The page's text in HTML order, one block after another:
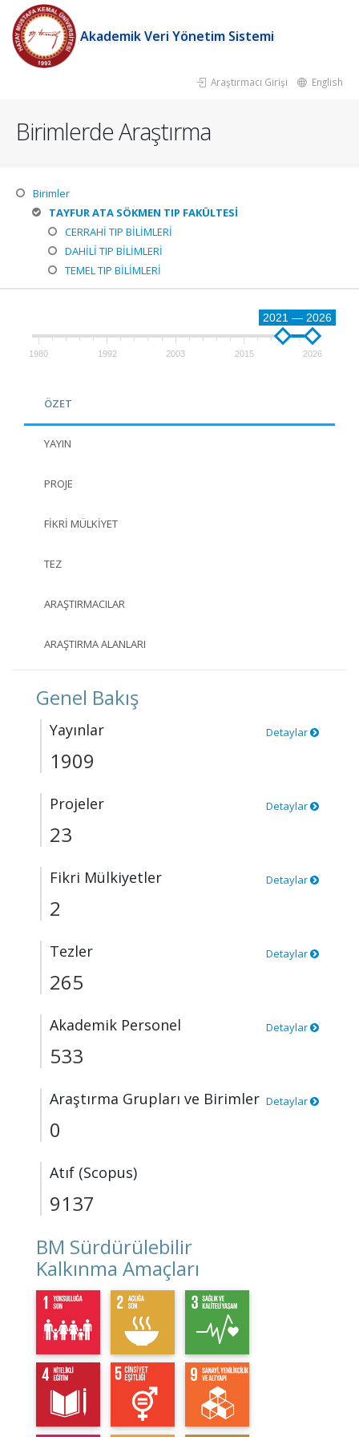
Akademik Veri Yönetim Sistemi
Araştırmacı Girişi English
Birimlerde Araştırma
Birimler
TAYFUR ATA SÖKMEN TIP FAKÜLTESİ
CERRAHİ TIP BİLİMLERİ
DAHİLİ TIP BİLİMLERİ
TEMEL TIP BİLİMLERİ
2021 — 2026
1980 1992 2003 2015 2026
ÖZET
YAYIN
PROJE
FIKRI MÜLKIYET
TEZ
ARAŞTIRMACILAR
ARAŞTIRMA ALANLARI
Genel Bakış
Yayınlar Detaylar
1909
Projeler Detaylar
23
Fikri Mülkiyetler Detaylar
2
Tezler Detaylar
265
Akademik Personel Detaylar
533
Araştırma Grupları ve Birimler Detaylar
0
Atıf (Scopus)
9137
BM Sürdürülebilir
Kalkınma Amaçları